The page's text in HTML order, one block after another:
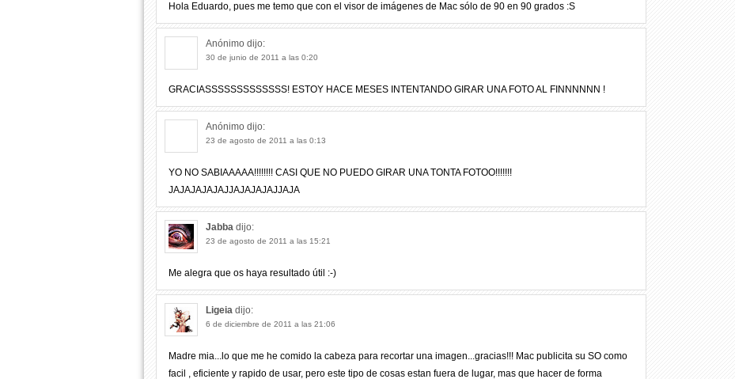
Hola Eduardo, pues me temo que con el visor de imágenes de Mac sólo de 90 en 90 grados :S
Anónimo dijo:
30 de junio de 2011 a las 0:20
GRACIASSSSSSSSSSSSS! ESTOY HACE MESES INTENTANDO GIRAR UNA FOTO AL FINNNNNN !
Anónimo dijo:
23 de agosto de 2011 a las 0:13
YO NO SABIAAAAA!!!!!!!! CASI QUE NO PUEDO GIRAR UNA TONTA FOTOO!!!!!!!
JAJAJAJAJAJJAJAJAJAJJAJA
Jabba dijo:
23 de agosto de 2011 a las 15:21
Me alegra que os haya resultado útil :-)
Ligeia dijo:
6 de diciembre de 2011 a las 21:06
Madre mia...lo que me he comido la cabeza para recortar una imagen...gracias!!! Mac publicita su SO como
facil , eficiente y rapido de usar, pero este tipo de cosas estan fuera de lugar, mas que hacer de forma